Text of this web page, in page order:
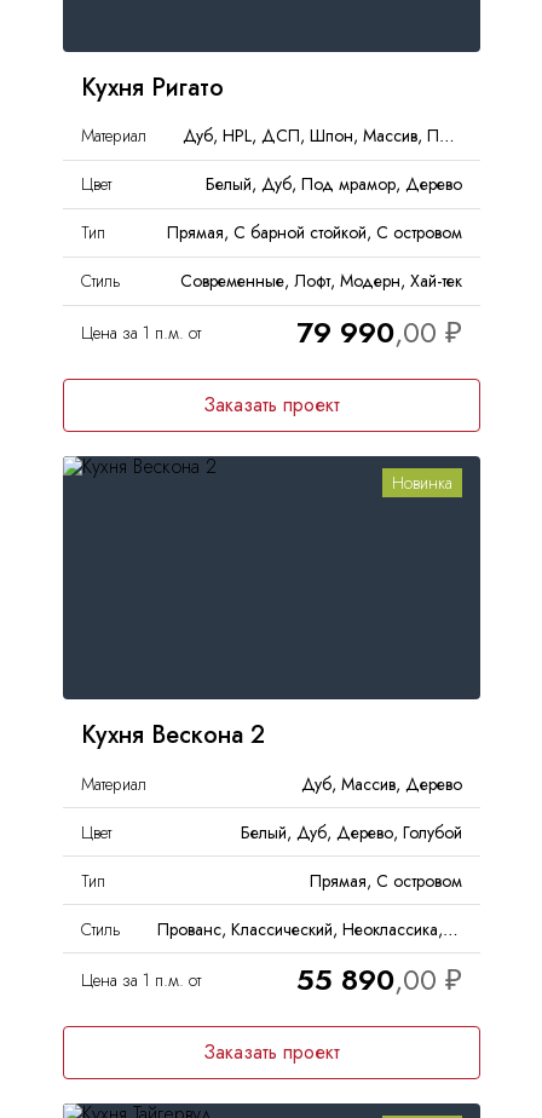
Кухня Ригато
Материал
Дуб, HPL, ДСП, Шпон, Массив, Пластик, Дерево
Цвет
Белый, Дуб, Под мрамор, Дерево
Тип
Прямая, С барной стойкой, С островом
Стиль
Современные, Лофт, Модерн, Хай-тек
Цена за 1 п.м. от 79 990
Заказать проект
Новинка
Кухня Вескона 2
Материал
Дуб, Массив, Дерево
Цвет
Белый, Дуб, Дерево, Голубой
Тип
Прямая, С островом
Стиль
Прованс, Классический, Неоклассика, Кантри
Цена за 1 п.м. от 55 890
Заказать проект